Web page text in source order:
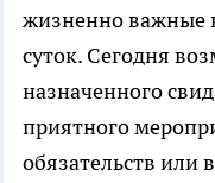
жизненно важные
суток. Сегодня
назначенного
приятного
обязательств или